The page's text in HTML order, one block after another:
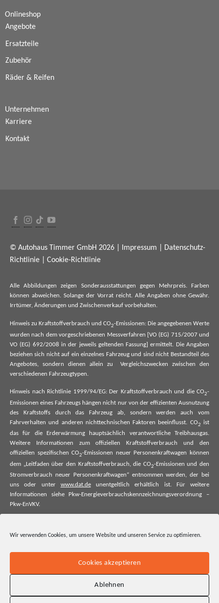
Wir verwenden Cookies, um unsere Website und unseren Service zu optimieren.
Cookies akzeptieren
Ablehnen
Onlineshop
Angebote
Ersatzteile
Zubehör
Räder & Reifen
Unternehmen
Karriere
Kontakt
© Autohaus Timmer GmbH 2026 | Impressum
Datenschutz-
Richtlinie
Cookie-Richtlinie
Alle Abbildungen zeigen Sonderausstattungen gegen Mehrpreis. Farben
können abweichen. Solange der Vorrat reicht. Alle Angaben ohne Gewähr.
Irrtümer, Änderungen und Zwischenverkauf vorbehalten.
Hinweis zu Kraftstoffverbrauch und CO2-Emissionen: Die angegebenen Werte
wurden nach dem vorgeschriebenen Messverfahren [VO (EG) 715/2007 und
VO (EG) 692/2008 in der jeweils geltenden Fassung] ermittelt. Die Angaben
beziehen sich nicht auf ein einzelnes Fahrzeug und sind nicht Bestandteil des
Angebotes, sondern dienen allein zu Vergleichszwecken zwischen den
verschiedenen Fahrzeugtypen.
Hinweis nach Richtlinie 1999/94/EG: Der Kraftstoffverbrauch und die CO2-
Emissionen eines Fahrzeugs hängen nicht nur von der effizienten Ausnutzung
des Kraftstoffs durch das Fahrzeug ab, sondern werden auch vom
Fahrverhalten und anderen nichttechnischen Faktoren beeinflusst. CO2 ist
das für die Erderwärmung hauptsächlich verantwortliche Treibhausgas.
Weitere Informationen zum offiziellen Kraftstoffverbrauch und den
offiziellen spezifischen CO2-Emissionen neuer Personenkraftwagen können
dem „Leitfaden über den Kraftstoffverbrauch, die CO2-Emissionen und den
Stromverbrauch neuer Personenkraftwagen“ entnommen werden, der bei
uns oder unter www.dat.deunentgeltlich erhältlich ist. Für weitere
Informationen siehe Pkw-Energieverbrauchskennzeichnungsverordnung –
Pkw-EnVKV.
offiziellen spezifischen CO₂-Emissionen und ggf. zum Stromverbrauch neuer
offiziellen spezifischen CO₂-Emissionen und den offiziellen Stromverbrauch
neuer Pkw entnommen werden. Dieser ist an allen Verkaufsstellen und bei
der Deutschen Automobil Treuhand GmbH unentgeltlich erhältlich, sowie